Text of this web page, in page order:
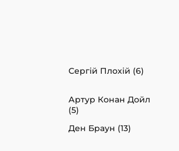
Сергій Плохій (6)
Артур Конан Дойл
(5)
Ден Браун (13)